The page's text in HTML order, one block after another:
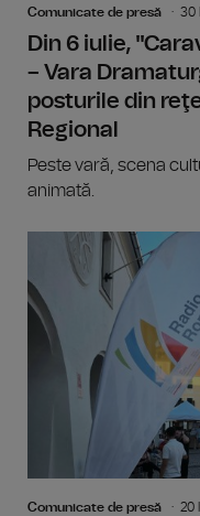
Comunicate de presă 30
Din 6 iulie,
– Vara
posturile din
Regional
Peste vară, scena
animată.
Comunicate de presă 20